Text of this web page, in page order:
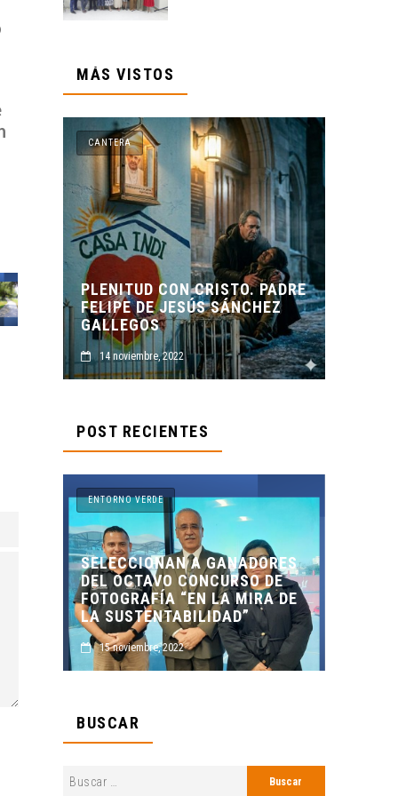
MÁS VISTOS
CRISTO. PADRE
SÁNCHEZ
CANTERA
ORIGEN Y PROPÓSITO DE
CASA INDI
14 noviembre, 2022
POST RECIENTES
A GANADORES
CONCURSO DE
“EN LA MIRA DE
ENTORNO VERDE
ENTORNO VERDE Y
PRESENTES EN EL DÍA DE
MUERTOS FCC, UANL.
2 noviembre, 2022
BUSCAR